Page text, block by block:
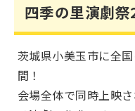
四季の里演劇祭
茨城県小美玉市に全
間！
会場全体で同時上映